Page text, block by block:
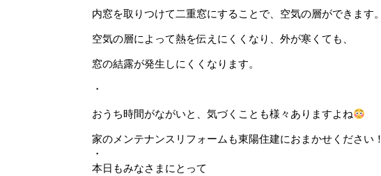
内窓を取りつけて二重窓にすることで、空気の層ができます。
空気の層によって熱を伝えにくくなり、外が寒くても、
窓の結露が発生しにくくなります。
・
おうち時間がながいと、気づくことも様々ありますよね
家のメンテナンスリフォームも東陽住建におまかせください！
・
本日もみなさまにとって